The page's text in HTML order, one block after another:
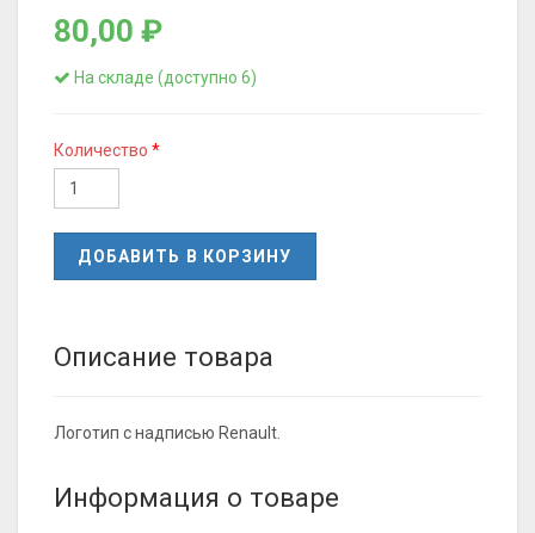
80,00 ₽
На складе (доступно 6)
Количество
ДОБАВИТЬ В КОРЗИНУ
Описание товара
Логотип с надписью Renault.
Информация о товаре